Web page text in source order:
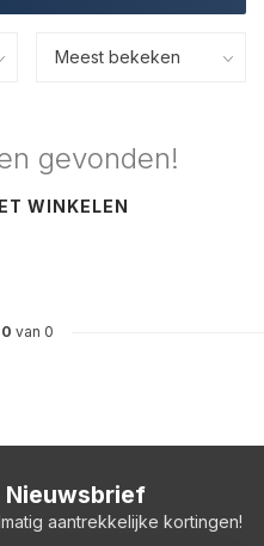
gevonden!
WINKELEN
0 van 0
aantrekkelijke kortingen!